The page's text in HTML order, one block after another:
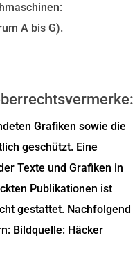
A bis G).
Grafiken sowie die
geschützt. Eine
Texte und Grafiken in
Publikationen ist
gestattet. Nachfolgend
Bildquelle: Häcker